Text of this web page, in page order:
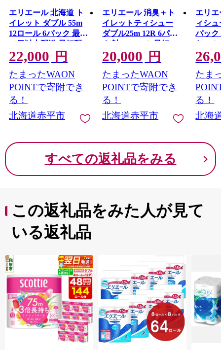
エリエール 北海道 ト
イレット ダブル 55m
12ロール 6パック 最短
10日以内配送 最短配
送 なまらたっぷり 2.2
倍巻 トイレットペー
パー 大容量 まとめ買
い 防災 常備品 備蓄品
消耗品 日用品 生活必
需品 送料無料 赤平市
22,000 円
たまったWAON
POINTで寄附でき
る！
北海道赤平市
エリエール 消臭＋ト
イレットティシュー
ダブル25m 12R 6パッ
ク 計72ロール 最短 10
日以内配送 最短配送
トイレットペーパー
香りつき まとめ買い
ペーパー 紙 防災 常備
品 備蓄品 消耗品 備蓄
日用品 北海道 赤平市
20,000 円
たまったWAON
POINTで寄附でき
る！
北海道赤平市
エリ
ィシ
パック
たっぷ
10日
ックス
ティ
い ペ
備品
品 生
赤平市
たま
る！
北海
すべての返礼品をみる
この返礼品をみた人が見て
いる返礼品